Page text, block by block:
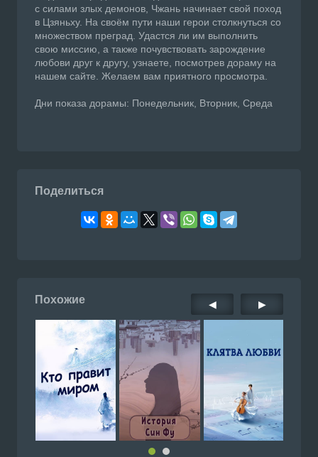
с силами злых демонов, Чжань начинает свой поход
в Цзяньху. На своём пути наши герои столкнуться со
множеством преград. Удастся ли им выполнить
свою миссию, а также почувствовать зарождение
любови друг к другу, узнаете, посмотрев дораму на
нашем сайте. Желаем вам приятного просмотра.
Дни показа дорамы: Понедельник, Вторник, Среда
Поделиться
Похожие ◀ ▶